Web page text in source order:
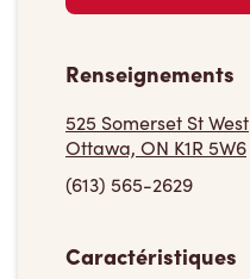
Renseignements
525 Somerset St West
Ottawa, ON K1R 5W6
(613) 565-2629
Caractéristiques